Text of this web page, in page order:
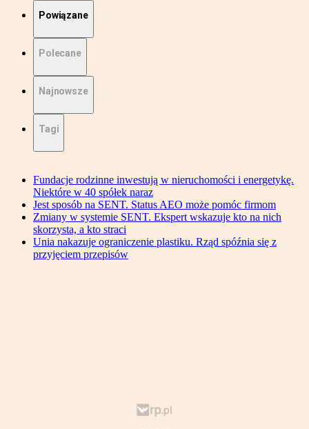
Powiązane
Polecane
Najnowsze
Tagi
Fundacje rodzinne inwestują w nieruchomości i energetykę.
Niektóre w 40 spółek naraz
Jest sposób na SENT. Status AEO może pomóc firmom
Zmiany w systemie SENT. Ekspert wskazuje kto na nich
skorzysta, a kto straci
Unia nakazuje ograniczenie plastiku. Rząd spóźnia się z
przyjęciem przepisów